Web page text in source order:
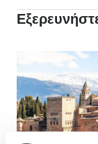
Δέχεται
Ασθενείς
Ασθενείς με
Τιμή